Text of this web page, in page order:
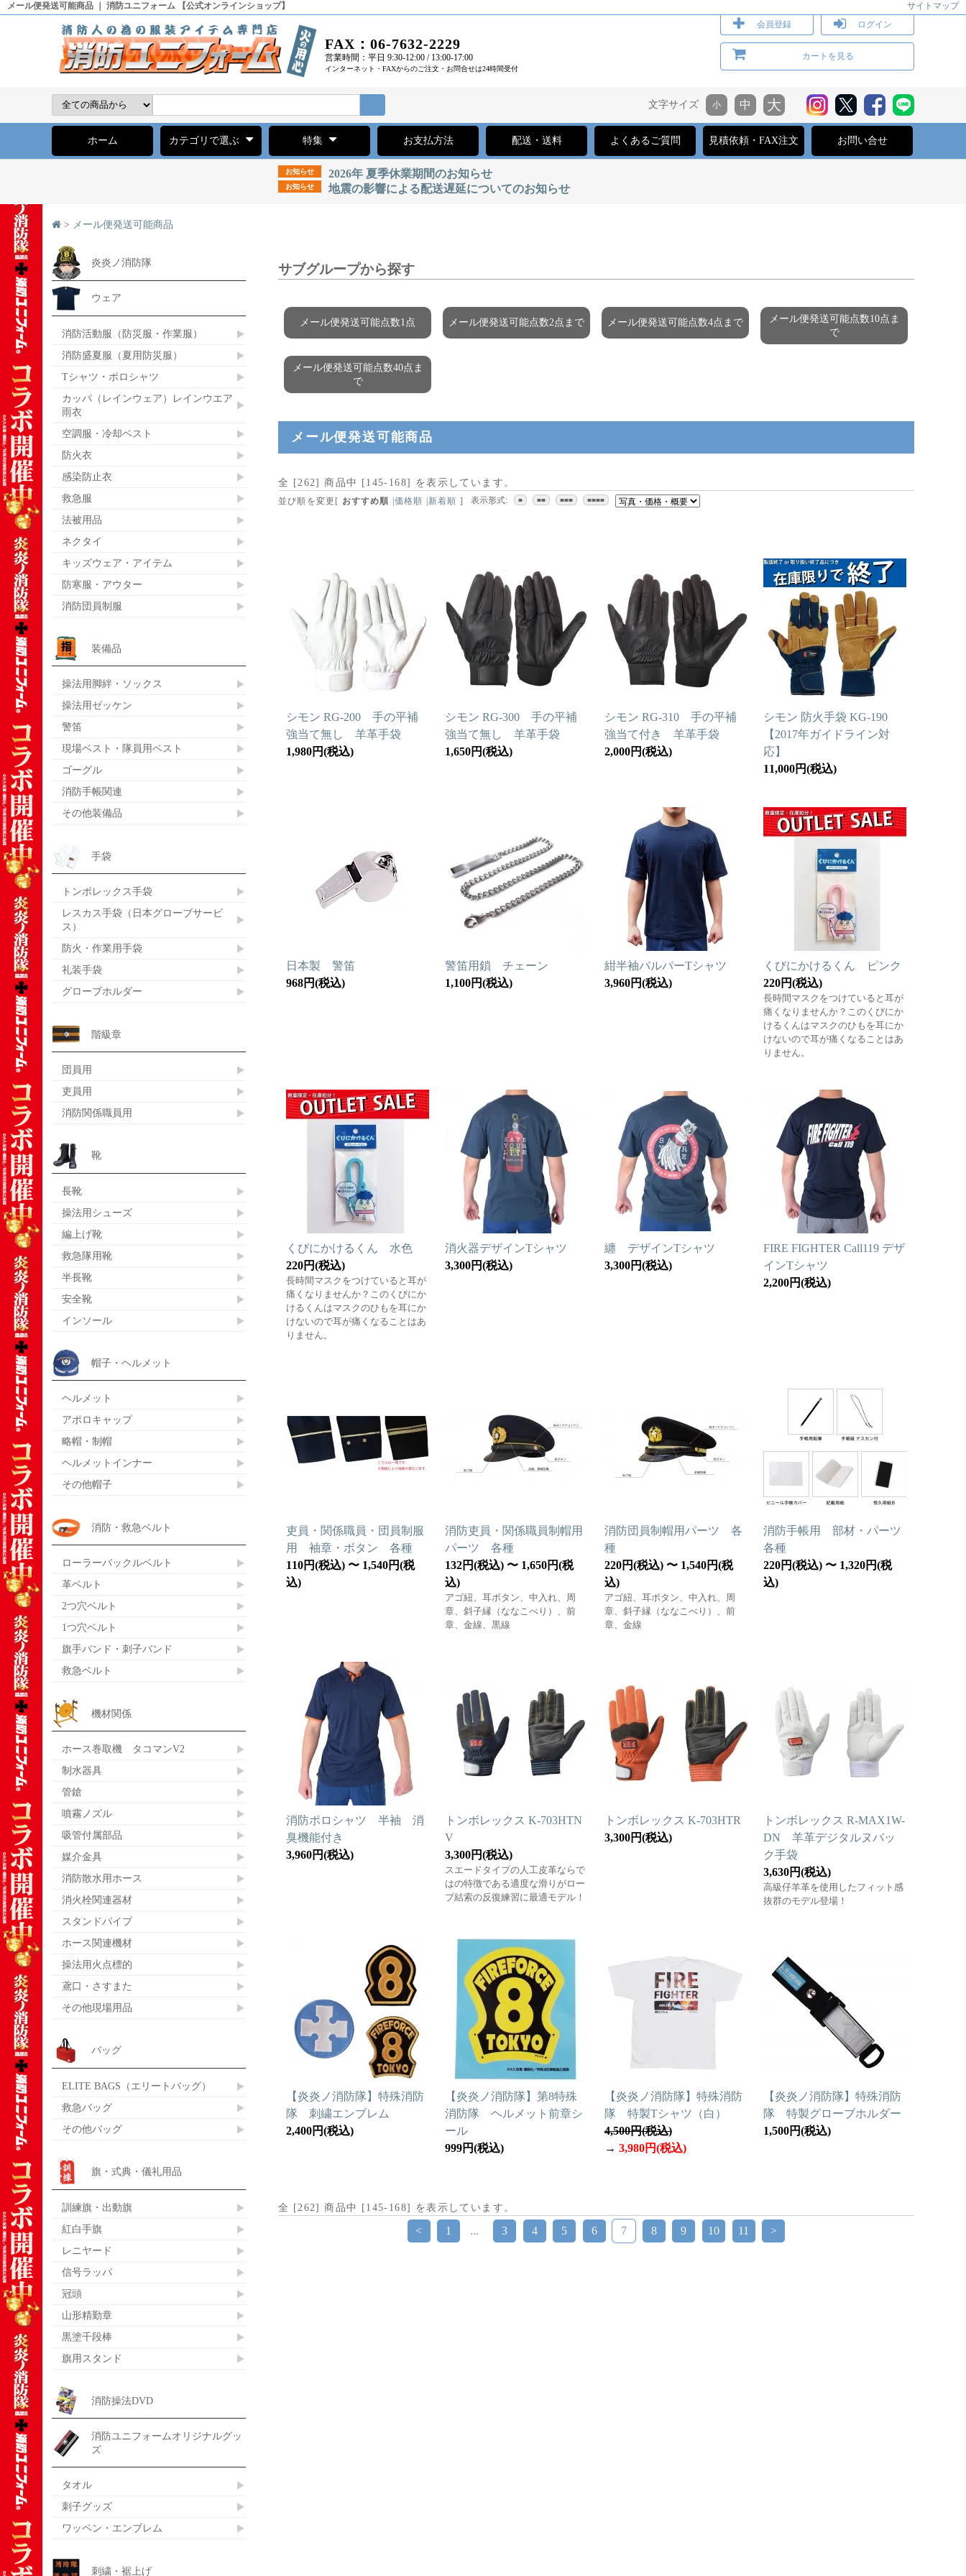
メール便発送可能商品 ｜ 消防ユニフォーム 【公式オンラインショップ】 サイトマップ
FAX：06-7632-2229
営業時間：平日 9:30-12:00 / 13:00-17:00
インターネット・FAXからのご注文・お問合せは24時間受付
会員登録 ログイン
カートを見る
文字サイズ
ホーム カテゴリで選ぶ 特集 お支払方法 配送・送料 よくあるご質問 見積依頼・FAX注文 お問い合せ
お知らせ 2026年 夏季休業期間のお知らせ
お知らせ 地震の影響による配送遅延についてのお知らせ
> メール便発送可能商品
サブグループから探す
メール便発送可能点数1点 メール便発送可能点数2点まで メール便発送可能点数4点まで
メール便発送可能点数10点ま
で
メール便発送可能点数40点ま
で
メール便発送可能商品
全 [262] 商品中 [ 145- 168] を表示しています。
並び順を変更 [ おすすめ順 |価格順 新着順 ] 表示形式: ■ ■■ ■■■ ■■■■
シモン RG-200 手の平補
強当て無し 羊革手袋
1,980円(税込)
シモン RG-300 手の平補
強当て無し 羊革手袋
1,650円(税込)
シモン RG-310 手の平補
強当て付き 羊革手袋
2,000円(税込)
シモン 防火手袋 KG-190
【2017年ガイドライン対
応】
11,000円(税込)
日本製 警笛
968円(税込)
警笛用鎖 チェーン
1,100円(税込)
紺半袖パルパーTシャツ
3,960円(税込)
くびにかけるくん ピンク
220円(税込)
長時間マスクをつけていると耳が
痛くなりませんか？このくびにか
けるくんはマスクのひもを耳にか
けないので耳が痛くなることはあ
りません。
くびにかけるくん 水色
220円(税込)
長時間マスクをつけていると耳が
痛くなりませんか？このくびにか
けるくんはマスクのひもを耳にか
けないので耳が痛くなることはあ
りません。
消火器デザインTシャツ
3,300円(税込)
纏 デザインTシャツ
3,300円(税込)
FIRE FIGHTER Call119 デザ
インTシャツ
2,200円(税込)
吏員・関係職員・団員制服
用 袖章・ボタン 各種
110円(税込) 〜 1,540円(税
込)
消防吏員・関係職員制帽用
パーツ 各種
132円(税込) 〜 1,650円(税
込)
アゴ紐、耳ボタン、中入れ、周
章、斜子縁（ななこべり）、前
章、金線、黒線
消防団員制帽用パーツ 各
種
220円(税込) 〜 1,540円(税
込)
アゴ紐、耳ボタン、中入れ、周
章、斜子縁（ななこべり）、前
章、金線
消防手帳用 部材・パーツ
各種
220円(税込) 〜 1,320円(税
込)
消防ポロシャツ 半袖 消
臭機能付き
3,960円(税込)
トンボレックス K-703HTN
V
3,300円(税込)
スエードタイプの人工皮革ならで
はの特徴である適度な滑りがロー
プ結索の反復練習に最適モデル！
トンボレックス K-703HTR
3,300円(税込)
トンボレックス R-MAX1W-
DN 羊革デジタルヌバッ
ク手袋
3,630円(税込)
高級仔羊革を使用したフィット感
抜群のモデル登場！
【炎炎ノ消防隊】特殊消防
隊 刺繍エンブレム
2,400円(税込)
【炎炎ノ消防隊】第8特殊
消防隊 ヘルメット前章シ
ール
999円(税込)
【炎炎ノ消防隊】特殊消防
隊 特製Tシャツ（白）
4,500円(税込)
→ 3,980円(税込)
【炎炎ノ消防隊】特殊消防
隊 特製グローブホルダー
1,500円(税込)
全 [262] 商品中 [ 145- 168] を表示しています。
< 1 ... 3 4 5 6 7 8 9 10 11 >
炎炎ノ消防隊
ウェア
消防活動服（防災服・作業服）
消防盛夏服（夏用防災服）
Tシャツ・ポロシャツ
カッパ（レインウェア）レインウエア
雨衣
空調服・冷却ベスト
防火衣
感染防止衣
救急服
法被用品
ネクタイ
キッズウェア・アイテム
防寒服・アウター
消防団員制服
装備品
操法用脚絆・ソックス
操法用ゼッケン
警笛
現場ベスト・隊員用ベスト
ゴーグル
消防手帳関連
その他装備品
手袋
トンボレックス手袋
レスカス手袋（日本グローブサービ
ス）
防火・作業用手袋
礼装手袋
グローブホルダー
階級章
団員用
吏員用
消防関係職員用
靴
長靴
操法用シューズ
編上げ靴
救急隊用靴
半長靴
安全靴
インソール
帽子・ヘルメット
ヘルメット
アポロキャップ
略帽・制帽
ヘルメットインナー
その他帽子
消防・救急ベルト
ローラーバックルベルト
革ベルト
2つ穴ベルト
1つ穴ベルト
旗手バンド・刺子バンド
救急ベルト
機材関係
ホース巻取機 タコマンV2
制水器具
管鎗
噴霧ノズル
吸管付属部品
媒介金具
消防散水用ホース
消火栓関連器材
スタンドパイプ
ホース関連機材
操法用火点標的
鳶口・さすまた
その他現場用品
バッグ
ELITE BAGS（エリートバッグ）
救急バッグ
その他バッグ
旗・式典・儀礼用品
訓練旗・出動旗
紅白手旗
レニヤード
信号ラッパ
冠頭
山形精勤章
黒塗千段棒
旗用スタンド
消防操法DVD
消防ユニフォームオリジナルグッ
ズ
タオル
刺子グッズ
ワッペン・エンブレム
刺繍・裾上げ